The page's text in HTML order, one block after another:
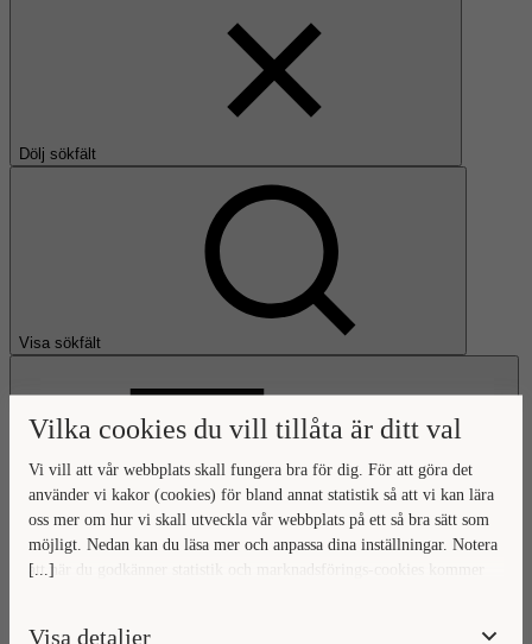
Vilka cookies du vill tillåta är ditt val
[...]
Vi vill att vår webbplats skall fungera bra för dig. För att göra det
använder vi kakor (cookies) för bland annat statistik så att vi kan lära
oss mer om hur vi skall utveckla vår webbplats på ett så bra sätt som
möjligt. Nedan kan du läsa mer och anpassa dina inställningar. Notera
att när du godkänner statistik och marknadsförings-cookies kommer
Visa detaljer
Dölj sökfält
Visa sökfält
Gå till startsidan